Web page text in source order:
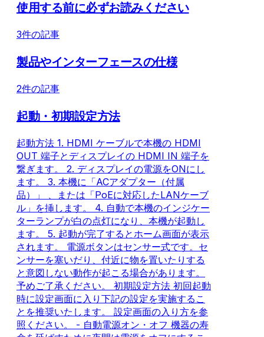
ト後のバージョンは設定 > About から
20251017143842_5.1.0.8976
使用する前に必ずお読みください
3件の記事
製品やインターフェースの仕様
2件の記事
起動・初期設定方法
起動方法 1. HDMI ケーブルで本機の HDMI
OUT 端子とディスプレイの HDMI IN 端子を
繋ぎます。 2. ディスプレイの電源をONにし
ます。 3. 本機に「ACアダプター（付属
品）」 、または「PoEに対応したLANケーブ
ル」を挿します。 4. 自動で本機のインジケー
ターランプが白の点灯になり、本機が起動し
ます。 5. 起動が完了するとホーム画面が表示
されます。 電源ボタンはセンサー式です。セ
ンサーを塞いだり、付近に物を置いたりする
と意図しない動作が起こる場合があります。
予めご了承ください。 初期設定方法 初回起動
時に設定画面に入り下記の設定を実施するこ
とを推奨いたします。 設定画面の入り方を参
照ください。 - 自動電源オン・オフ 機器の寿